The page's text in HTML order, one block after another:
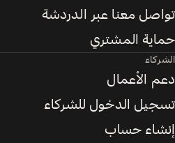
تواصل معنا عبر الدردشة
حماية المشتري
الشركاء
دعم الأعمال
تسجيل الدخول للشركاء
إنشاء حساب